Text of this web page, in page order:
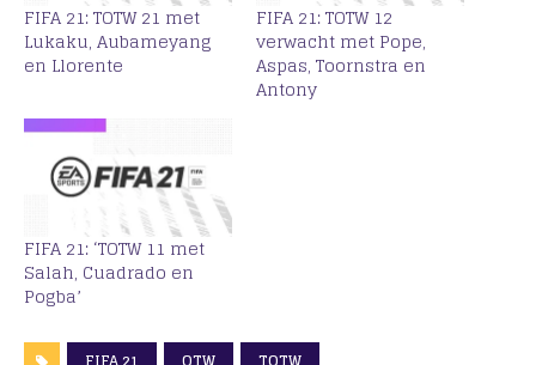
FIFA 21: TOTW 21 met
Lukaku, Aubameyang
en Llorente
FIFA 21: TOTW 12
verwacht met Pope,
Aspas, Toornstra en
Antony
FIFA 21: ‘TOTW 11 met
Salah, Cuadrado en
Pogba’